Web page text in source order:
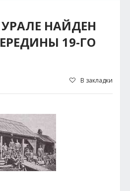
НАЙДЕН
19-ГО
В закладки